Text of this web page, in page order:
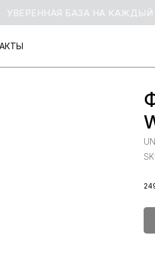
УВЕРЕННАЯ БАЗА НА КАЖДЫЙ